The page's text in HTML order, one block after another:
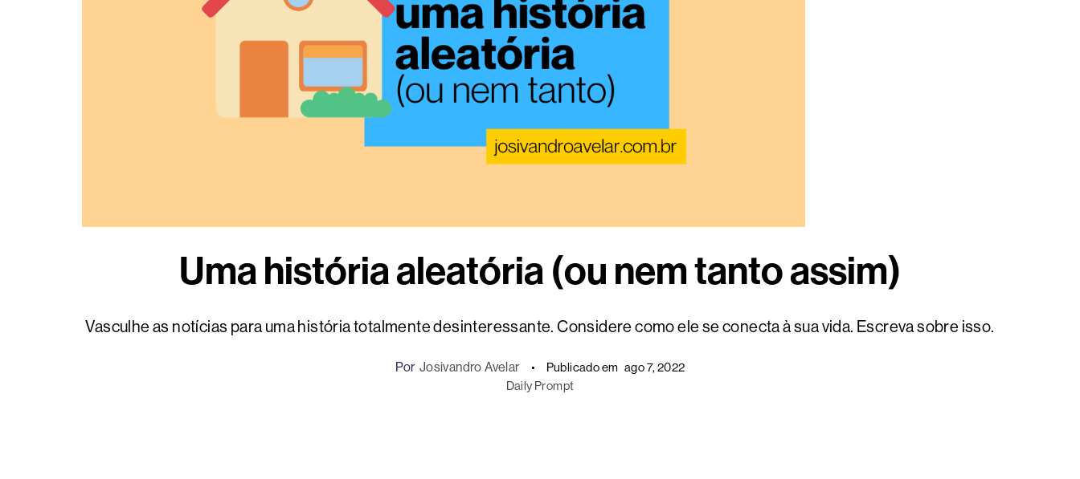
Uma história aleatória (ou nem tanto assim)
Vasculhe as notícias para uma história totalmente desinteressante. Considere como ele se conecta à sua vida. Escreva sobre isso.
Por Josivandro Avelar Publicado em ago 7, 2022
Daily Prompt